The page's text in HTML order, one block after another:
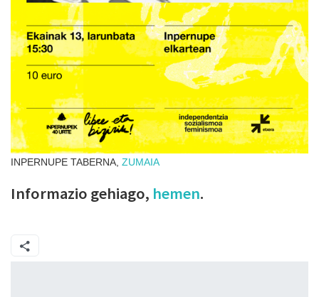
INPERNUPE TABERNA, ZUMAIA
Informazio gehiago, hemen.